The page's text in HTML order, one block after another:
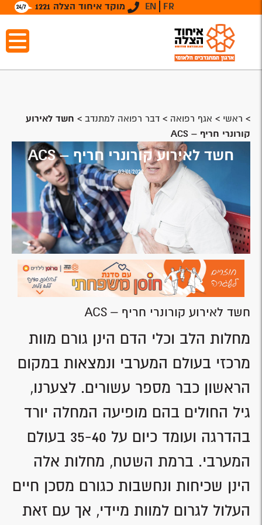
מוקד איחוד הצלה 1221 EN FR
> ראשי > אגף רפואה > דבר רפואה למתנדב > ‫חשד לאירוע
קורונרי חריף‬ – ACS
‫חשד לאירוע קורונרי חריף‬ – ACS
03/01/2022
‫חשד לאירוע קורונרי חריף‬ – ACS
מחלות הלב וכלי הדם הינן גורם מוות
מרכזי בעולם המערבי ונמצאות במקום
הראשון כבר מספר עשורים. לצערנו,
גיל החולים בהם מופיעה המחלה יורד
בהדרגה ועומד כיום על 35-40 בעולם
המערבי. ברמת השטח, מחלות אלה
הינן שכיחות ונחשבות כגורם מסכן חיים
העלול לגרום למוות מיידי, אך עם זאת